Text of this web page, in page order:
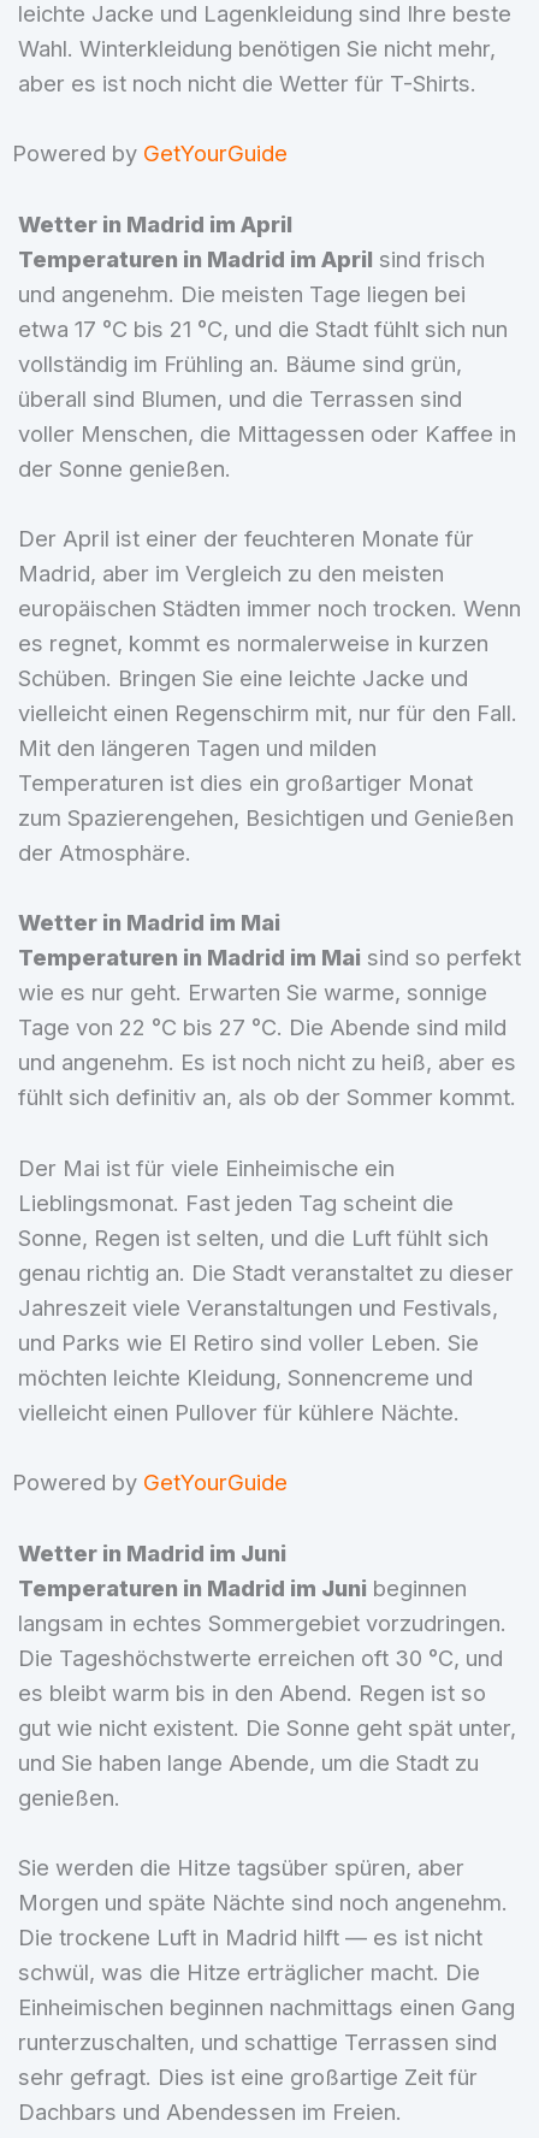
leichte Jacke und Lagenkleidung sind Ihre beste
Wahl. Winterkleidung benötigen Sie nicht mehr,
aber es ist noch nicht die Wetter für T-Shirts.
Powered by GetYourGuide
Wetter in Madrid im April
Temperaturen in Madrid im April sind frisch
und angenehm. Die meisten Tage liegen bei
etwa 17 °C bis 21 °C, und die Stadt fühlt sich nun
vollständig im Frühling an. Bäume sind grün,
überall sind Blumen, und die Terrassen sind
voller Menschen, die Mittagessen oder Kaffee in
der Sonne genießen.
Der April ist einer der feuchteren Monate für
Madrid, aber im Vergleich zu den meisten
europäischen Städten immer noch trocken. Wenn
es regnet, kommt es normalerweise in kurzen
Schüben. Bringen Sie eine leichte Jacke und
vielleicht einen Regenschirm mit, nur für den Fall.
Mit den längeren Tagen und milden
Temperaturen ist dies ein großartiger Monat
zum Spazierengehen, Besichtigen und Genießen
der Atmosphäre.
Wetter in Madrid im Mai
Temperaturen in Madrid im Mai sind so perfekt
wie es nur geht. Erwarten Sie warme, sonnige
Tage von 22 °C bis 27 °C. Die Abende sind mild
und angenehm. Es ist noch nicht zu heiß, aber es
fühlt sich definitiv an, als ob der Sommer kommt.
Der Mai ist für viele Einheimische ein
Lieblingsmonat. Fast jeden Tag scheint die
Sonne, Regen ist selten, und die Luft fühlt sich
genau richtig an. Die Stadt veranstaltet zu dieser
Jahreszeit viele Veranstaltungen und Festivals,
und Parks wie El Retiro sind voller Leben. Sie
möchten leichte Kleidung, Sonnencreme und
vielleicht einen Pullover für kühlere Nächte.
Powered by GetYourGuide
Wetter in Madrid im Juni
Temperaturen in Madrid im Juni beginnen
langsam in echtes Sommergebiet vorzudringen.
Die Tageshöchstwerte erreichen oft 30 °C, und
es bleibt warm bis in den Abend. Regen ist so
gut wie nicht existent. Die Sonne geht spät unter,
und Sie haben lange Abende, um die Stadt zu
genießen.
Sie werden die Hitze tagsüber spüren, aber
Morgen und späte Nächte sind noch angenehm.
Die trockene Luft in Madrid hilft — es ist nicht
schwül, was die Hitze erträglicher macht. Die
Einheimischen beginnen nachmittags einen Gang
runterzuschalten, und schattige Terrassen sind
sehr gefragt. Dies ist eine großartige Zeit für
Dachbars und Abendessen im Freien.